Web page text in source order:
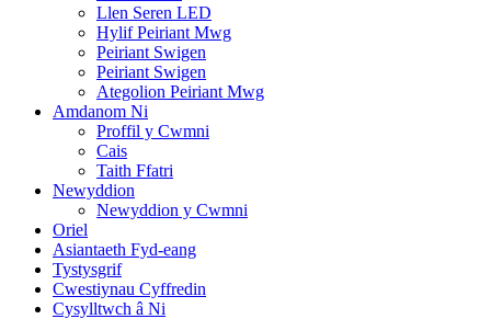
Llen Seren LED
Hylif Peiriant Mwg
Peiriant Swigen
Peiriant Swigen
Ategolion Peiriant Mwg
Amdanom Ni
Proffil y Cwmni
Cais
Taith Ffatri
Newyddion
Newyddion y Cwmni
Oriel
Asiantaeth Fyd-eang
Tystysgrif
Cwestiynau Cyffredin
Cysylltwch â Ni